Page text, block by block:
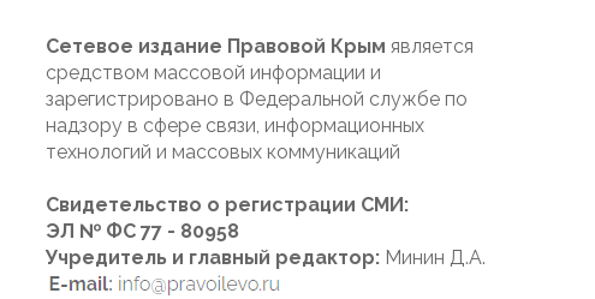
Сетевое издание Правовой Крым является
средством массовой информации и
зарегистрировано в Федеральной службе по
надзору в сфере связи, информационных
технологий и массовых коммуникаций
Свидетельство о регистрации СМИ:
ЭЛ № ФС 77 - 80958
Учредитель и главный редактор: Минин Д.А.